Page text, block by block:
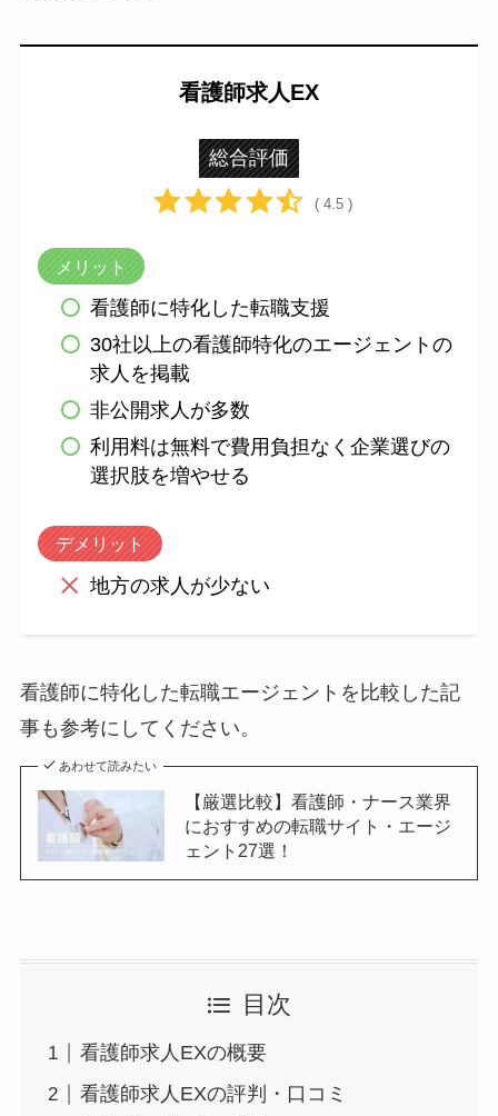
看護師求人EX
総合評価
( 4.5 )
メリット
看護師に特化した転職支援
30社以上の看護師特化のエージェントの
求人を掲載
非公開求人が多数
利用料は無料で費用負担なく企業選びの
選択肢を増やせる
デメリット
地方の求人が少ない
看護師に特化した転職エージェントを比較した記
事も参考にしてください。
あわせて読みたい
【厳選比較】看護師・ナース業界
におすすめの転職サイト・エージ
ェント27選！
目次
看護師求人EXの概要
看護師求人EXの評判・口コミ